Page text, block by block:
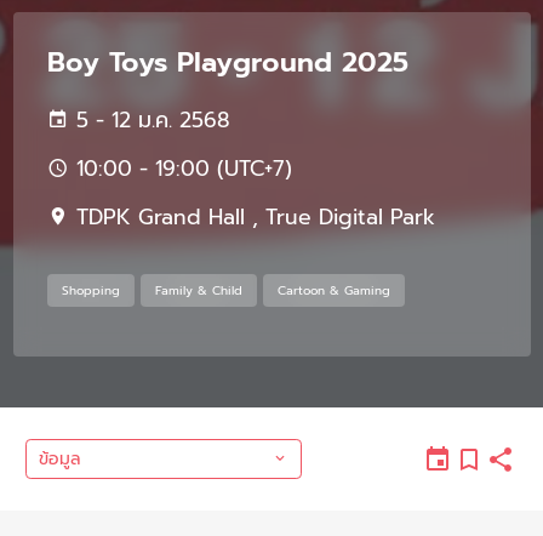
Boy Toys Playground 2025
5 - 12 ม.ค. 2568
10:00 - 19:00 (UTC+7)
TDPK Grand Hall , True Digital Park
Shopping Family & Child Cartoon & Gaming
ข้อมูล